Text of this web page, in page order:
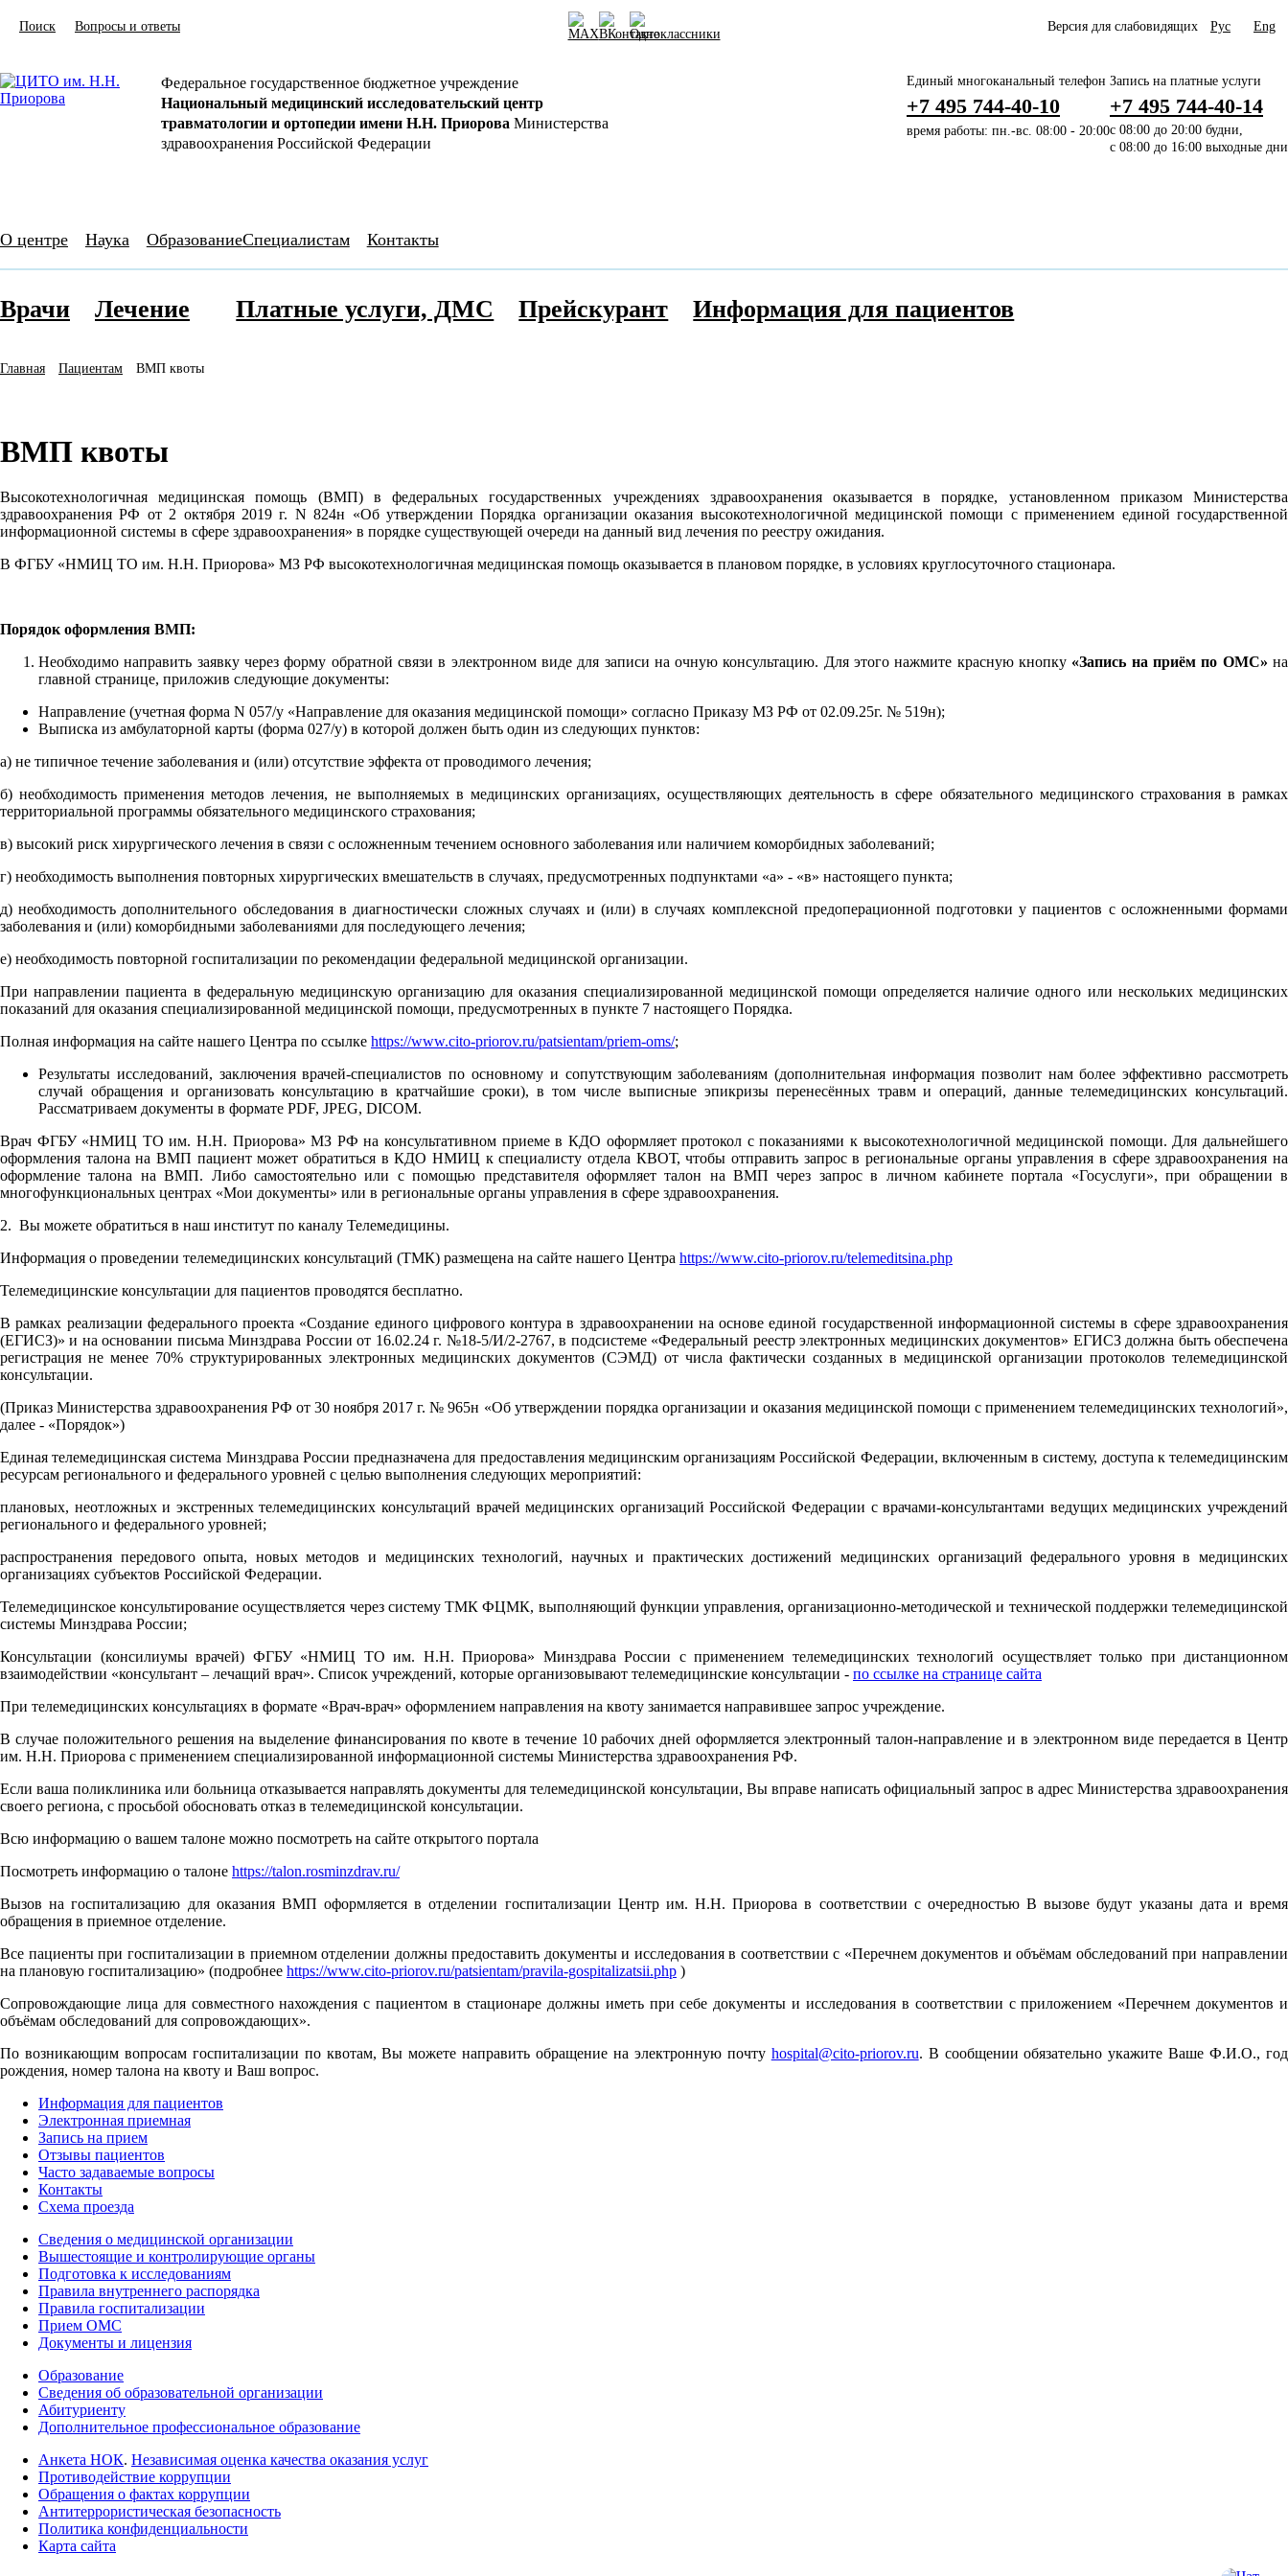
Поиск Вопросы и ответы Версия для слабовидящих Рус Eng
Федеральное государственное бюджетное учреждение
Национальный медицинский исследовательский центр
травматологии и ортопедии имени Н.Н. Приорова Министерства
здравоохранения Российской Федерации
Единый многоканальный телефон
+7 495 744-40-10
время работы: пн.-вс. 08:00 - 20:00
Запись на платные услуги
+7 495 744-40-14
с 08:00 до 20:00 будни,
с 08:00 до 16:00 выходные дни
О центре Наука ОбразованиеСпециалистам Контакты
Врачи Лечение Платные услуги, ДМС Прейскурант Информация для пациентов
Главная Пациентам ВМП квоты
ВМП квоты
Высокотехнологичная медицинская помощь (ВМП) в федеральных государственных учреждениях здравоохранения оказывается в порядке, установленном приказом Министерства
здравоохранения РФ от 2 октября 2019 г. N 824н «Об утверждении Порядка организации оказания высокотехнологичной медицинской помощи с применением единой государственной
информационной системы в сфере здравоохранения» в порядке существующей очереди на данный вид лечения по реестру ожидания.
В ФГБУ «НМИЦ ТО им. Н.Н. Приорова» МЗ РФ высокотехнологичная медицинская помощь оказывается в плановом порядке, в условиях круглосуточного стационара.
Порядок оформления ВМП:
Необходимо направить заявку через форму обратной связи в электронном виде для записи на очную консультацию. Для этого нажмите красную кнопку «Запись на приём по ОМС» на
главной странице, приложив следующие документы:
Направление (учетная форма N 057/у «Направление для оказания медицинской помощи» согласно Приказу МЗ РФ от 02.09.25г. № 519н);
Выписка из амбулаторной карты (форма 027/у) в которой должен быть один из следующих пунктов:
а) не типичное течение заболевания и (или) отсутствие эффекта от проводимого лечения;
б) необходимость применения методов лечения, не выполняемых в медицинских организациях, осуществляющих деятельность в сфере обязательного медицинского страхования в рамках
территориальной программы обязательного медицинского страхования;
в) высокий риск хирургического лечения в связи с осложненным течением основного заболевания или наличием коморбидных заболеваний;
г) необходимость выполнения повторных хирургических вмешательств в случаях, предусмотренных подпунктами «а» - «в» настоящего пункта;
д) необходимость дополнительного обследования в диагностически сложных случаях и (или) в случаях комплексной предоперационной подготовки у пациентов с осложненными формами
заболевания и (или) коморбидными заболеваниями для последующего лечения;
е) необходимость повторной госпитализации по рекомендации федеральной медицинской организации.
При направлении пациента в федеральную медицинскую организацию для оказания специализированной медицинской помощи определяется наличие одного или нескольких медицинских
показаний для оказания специализированной медицинской помощи, предусмотренных в пункте 7 настоящего Порядка.
Полная информация на сайте нашего Центра по ссылке https://www.cito-priorov.ru/patsientam/priem-oms/;
Результаты исследований, заключения врачей-специалистов по основному и сопутствующим заболеваниям (дополнительная информация позволит нам более эффективно рассмотреть
случай обращения и организовать консультацию в кратчайшие сроки), в том числе выписные эпикризы перенесённых травм и операций, данные телемедицинских консультаций.
Рассматриваем документы в формате PDF, JPEG, DICOM.
Врач ФГБУ «НМИЦ ТО им. Н.Н. Приорова» МЗ РФ на консультативном приеме в КДО оформляет протокол с показаниями к высокотехнологичной медицинской помощи. Для дальнейшего
оформления талона на ВМП пациент может обратиться в КДО НМИЦ к специалисту отдела КВОТ, чтобы отправить запрос в региональные органы управления в сфере здравоохранения на
оформление талона на ВМП. Либо самостоятельно или с помощью представителя оформляет талон на ВМП через запрос в личном кабинете портала «Госуслуги», при обращении в
многофункциональных центрах «Мои документы» или в региональные органы управления в сфере здравоохранения.
2. Вы можете обратиться в наш институт по каналу Телемедицины.
Информация о проведении телемедицинских консультаций (ТМК) размещена на сайте нашего Центра https://www.cito-priorov.ru/telemeditsina.php
Телемедицинские консультации для пациентов проводятся бесплатно.
В рамках реализации федерального проекта «Создание единого цифрового контура в здравоохранении на основе единой государственной информационной системы в сфере здравоохранения
(ЕГИСЗ)» и на основании письма Минздрава России от 16.02.24 г. №18-5/И/2-2767, в подсистеме «Федеральный реестр электронных медицинских документов» ЕГИСЗ должна быть обеспечена
регистрация не менее 70% структурированных электронных медицинских документов (СЭМД) от числа фактически созданных в медицинской организации протоколов телемедицинской
консультации.
(Приказ Министерства здравоохранения РФ от 30 ноября 2017 г. № 965н «Об утверждении порядка организации и оказания медицинской помощи с применением телемедицинских технологий»,
далее - «Порядок»)
Единая телемедицинская система Минздрава России предназначена для предоставления медицинским организациям Российской Федерации, включенным в систему, доступа к телемедицинским
ресурсам регионального и федерального уровней с целью выполнения следующих мероприятий:
плановых, неотложных и экстренных телемедицинских консультаций врачей медицинских организаций Российской Федерации с врачами-консультантами ведущих медицинских учреждений
регионального и федерального уровней;
распространения передового опыта, новых методов и медицинских технологий, научных и практических достижений медицинских организаций федерального уровня в медицинских
организациях субъектов Российской Федерации.
Телемедицинское консультирование осуществляется через систему ТМК ФЦМК, выполняющий функции управления, организационно-методической и технической поддержки телемедицинской
системы Минздрава России;
Консультации (консилиумы врачей) ФГБУ «НМИЦ ТО им. Н.Н. Приорова» Минздрава России с применением телемедицинских технологий осуществляет только при дистанционном
взаимодействии «консультант – лечащий врач». Список учреждений, которые организовывают телемедицинские консультации - по ссылке на странице сайта
При телемедицинских консультациях в формате «Врач-врач» оформлением направления на квоту занимается направившее запрос учреждение.
В случае положительного решения на выделение финансирования по квоте в течение 10 рабочих дней оформляется электронный талон-направление и в электронном виде передается в Центр
им. Н.Н. Приорова с применением специализированной информационной системы Министерства здравоохранения РФ.
Если ваша поликлиника или больница отказывается направлять документы для телемедицинской консультации, Вы вправе написать официальный запрос в адрес Министерства здравоохранения
своего региона, с просьбой обосновать отказ в телемедицинской консультации.
Всю информацию о вашем талоне можно посмотреть на сайте открытого портала
Посмотреть информацию о талоне https://talon.rosminzdrav.ru/
Вызов на госпитализацию для оказания ВМП оформляется в отделении госпитализации Центр им. Н.Н. Приорова в соответствии с очередностью В вызове будут указаны дата и время
обращения в приемное отделение.
Все пациенты при госпитализации в приемном отделении должны предоставить документы и исследования в соответствии с «Перечнем документов и объёмам обследований при направлении
на плановую госпитализацию» (подробнее https://www.cito-priorov.ru/patsientam/pravila-gospitalizatsii.php )
Сопровождающие лица для совместного нахождения с пациентом в стационаре должны иметь при себе документы и исследования в соответствии с приложением «Перечнем документов и
объёмам обследований для сопровождающих».
По возникающим вопросам госпитализации по квотам, Вы можете направить обращение на электронную почту hospital@cito-priorov.ru. В сообщении обязательно укажите Ваше Ф.И.О., год
рождения, номер талона на квоту и Ваш вопрос.
Информация для пациентов
Электронная приемная
Запись на прием
Отзывы пациентов
Часто задаваемые вопросы
Контакты
Схема проезда
Сведения о медицинской организации
Вышестоящие и контролирующие органы
Подготовка к исследованиям
Правила внутреннего распорядка
Правила госпитализации
Прием ОМС
Документы и лицензия
Образование
Сведения об образовательной организации
Абитуриенту
Дополнительное профессиональное образование
Анкета НОК. Независимая оценка качества оказания услуг
Противодействие коррупции
Обращения о фактах коррупции
Антитеррористическая безопасность
Политика конфиденциальности
Карта сайта